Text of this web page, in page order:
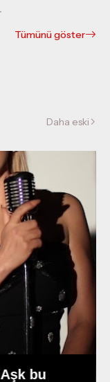
Tümünü göster
Daha eski
bu